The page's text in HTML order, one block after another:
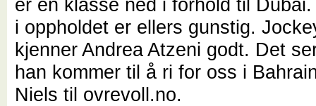
er en klasse ned i forhold til
i oppholdet er ellers gunstig.
kjenner Andrea Atzeni godt. Det
han kommer til å ri for oss i
Niels til ovrevoll.no.